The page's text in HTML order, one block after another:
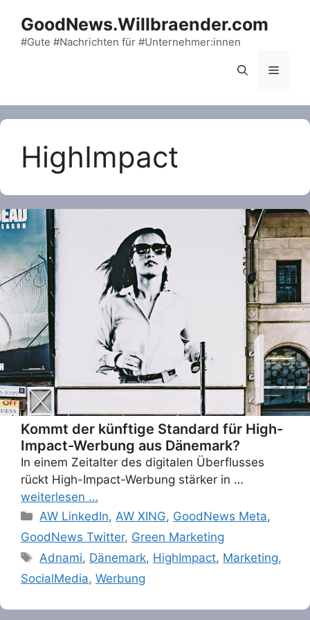
content
GoodNews.Willbraender.com
#Gute #Nachrichten für #Unternehmer:innen
Menu
HighImpact
Kommt der künftige Standard für High-
Impact-Werbung aus Dänemark?
In einem Zeitalter des digitalen Überflusses
rückt High-Impact-Werbung stärker in …
weiterlesen …
Categories
AW LinkedIn, AW XING, GoodNews Meta,
GoodNews Twitter, Green Marketing
Tags
Adnami, Dänemark, HighImpact, Marketing,
SocialMedia, Werbung